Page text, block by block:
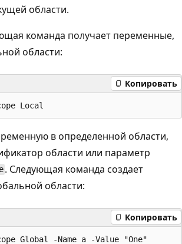
области.
команда получает переменные,
области:
Копировать
в определенной области,
области или параметр
. Следующая команда создает
области:
Копировать